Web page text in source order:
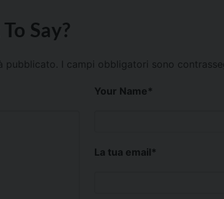
Say?
pubblicato. I campi obbligatori sono
Your Name*
La tua email*